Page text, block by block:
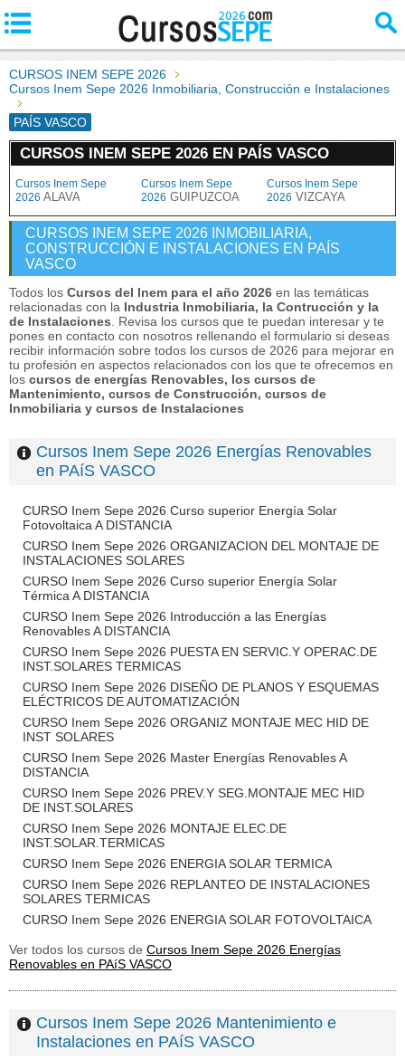
CURSOS INEM SEPE 2026
Cursos Inem Sepe 2026 Inmobiliaria, Construcción e Instalaciones
PAÍS VASCO
CURSOS INEM SEPE 2026 EN PAÍS VASCO
Cursos Inem Sepe
2026 ALAVA
Cursos Inem Sepe
2026 GUIPUZCOA
Cursos Inem Sepe
2026 VIZCAYA
CURSOS INEM SEPE 2026 INMOBILIARIA,
CONSTRUCCIÓN E INSTALACIONES EN PAÍS
VASCO
Todos los Cursos del Inem para el año 2026 en las temáticas
relacionadas con la Industria Inmobiliaria, la Contrucción y la
de Instalaciones . Revisa los cursos que te puedan interesar y te
pones en contacto con nosotros rellenando el formulario si deseas
recibir información sobre todos los cursos de 2026 para mejorar en
tu profesión en aspectos relacionados con los que te ofrecemos en
los cursos de energías Renovables, los cursos de
Mantenimiento, cursos de Construcción, cursos de
Inmobiliaria y cursos de Instalaciones
Cursos Inem Sepe 2026 Energías Renovables
en PAíS VASCO
CURSO Inem Sepe 2026 Curso superior Energía Solar
Fotovoltaica A DISTANCIA
CURSO Inem Sepe 2026 ORGANIZACION DEL MONTAJE DE
INSTALACIONES SOLARES
CURSO Inem Sepe 2026 Curso superior Energía Solar
Térmica A DISTANCIA
CURSO Inem Sepe 2026 Introducción a las Energías
Renovables A DISTANCIA
CURSO Inem Sepe 2026 PUESTA EN SERVIC.Y OPERAC.DE
INST.SOLARES TERMICAS
CURSO Inem Sepe 2026 DISEÑO DE PLANOS Y ESQUEMAS
ELÉCTRICOS DE AUTOMATIZACIÓN
CURSO Inem Sepe 2026 ORGANIZ MONTAJE MEC HID DE
INST SOLARES
CURSO Inem Sepe 2026 Master Energías Renovables A
DISTANCIA
CURSO Inem Sepe 2026 PREV.Y SEG.MONTAJE MEC HID
DE INST.SOLARES
CURSO Inem Sepe 2026 MONTAJE ELEC.DE
INST.SOLAR.TERMICAS
CURSO Inem Sepe 2026 ENERGIA SOLAR TERMICA
CURSO Inem Sepe 2026 REPLANTEO DE INSTALACIONES
SOLARES TERMICAS
CURSO Inem Sepe 2026 ENERGIA SOLAR FOTOVOLTAICA
Ver todos los cursos de Cursos Inem Sepe 2026 Energías
Renovables en PAíS VASCO
Cursos Inem Sepe 2026 Mantenimiento e
Instalaciones en PAíS VASCO